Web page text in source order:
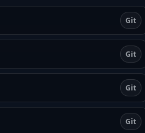
Git
Git
Git
Git